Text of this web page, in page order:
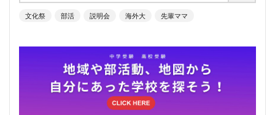
文化祭 部活 説明会 海外大 先輩ママ